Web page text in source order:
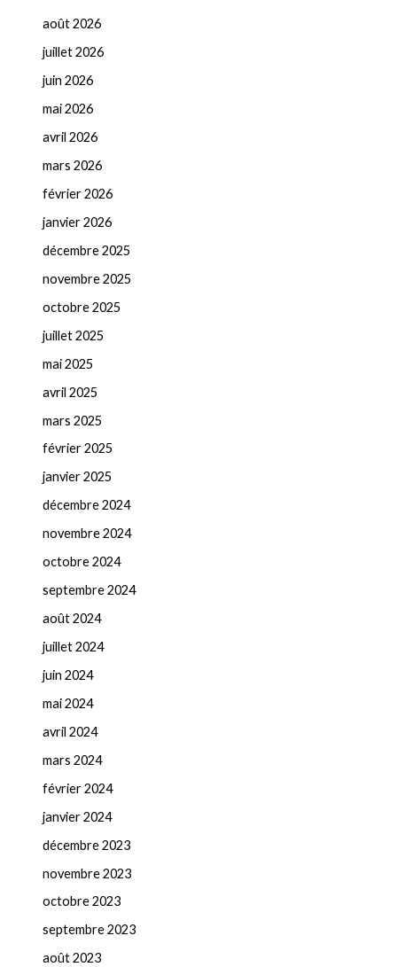
août 2026
juillet 2026
juin 2026
mai 2026
avril 2026
mars 2026
février 2026
janvier 2026
décembre 2025
novembre 2025
octobre 2025
juillet 2025
mai 2025
avril 2025
mars 2025
février 2025
janvier 2025
décembre 2024
novembre 2024
octobre 2024
septembre 2024
août 2024
juillet 2024
juin 2024
mai 2024
avril 2024
mars 2024
février 2024
janvier 2024
décembre 2023
novembre 2023
octobre 2023
septembre 2023
août 2023